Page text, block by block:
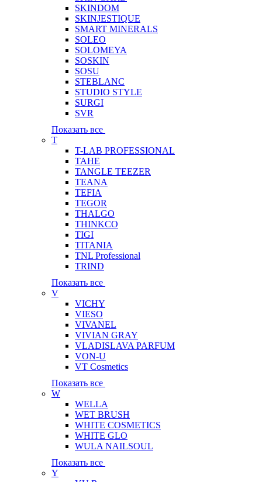
SKINDOM
SKINJESTIQUE
SMART MINERALS
SOLEO
SOLOMEYA
SOSKIN
SOSU
STEBLANC
STUDIO STYLE
SURGI
SVR
Показать все
T
T-LAB PROFESSIONAL
TAHE
TANGLE TEEZER
TEANA
TEFIA
TEGOR
THALGO
THINKCO
TIGI
TITANIA
TNL Professional
TRIND
Показать все
V
VICHY
VIESO
VIVANEL
VIVIAN GRAY
VLADISLAVA PARFUM
VON-U
VT Cosmetics
Показать все
W
WELLA
WET BRUSH
WHITE COSMETICS
WHITE GLO
WULA NAILSOUL
Показать все
Y